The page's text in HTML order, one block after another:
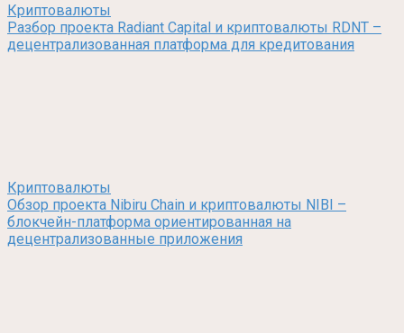
Криптовалюты
Разбор проекта Radiant Capital и криптовалюты RDNT –
децентрализованная платформа для кредитования
Криптовалюты
Обзор проекта Nibiru Chain и криптовалюты NIBI –
блокчейн-платформа ориентированная на
децентрализованные приложения